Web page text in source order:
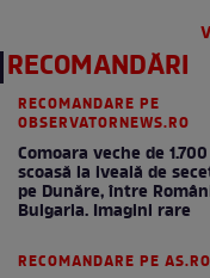
RECOMANDĂRI
RECOMANDARE PE
OBSERVATORNEWS.RO
Comoara veche de
scoasă la iveală de
pe Dunăre, între
Bulgaria. Imagini rare
RECOMANDARE PE AS.RO